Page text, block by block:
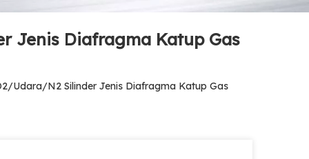
Jenis Diafragma Katup Gas
Udara/N2 Silinder Jenis Diafragma Katup Gas